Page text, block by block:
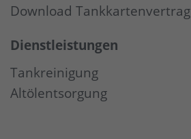
Download Tankkartenvertrag
Dienstleistungen
Tankreinigung
Altölentsorgung